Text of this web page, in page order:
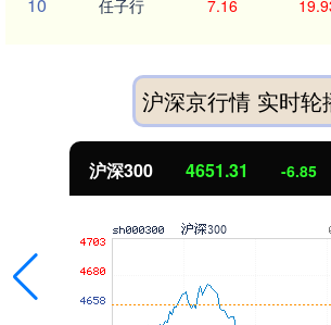
任子行 7.16
沪深京行情 实时轮
沪深300 4651.31 -6.85